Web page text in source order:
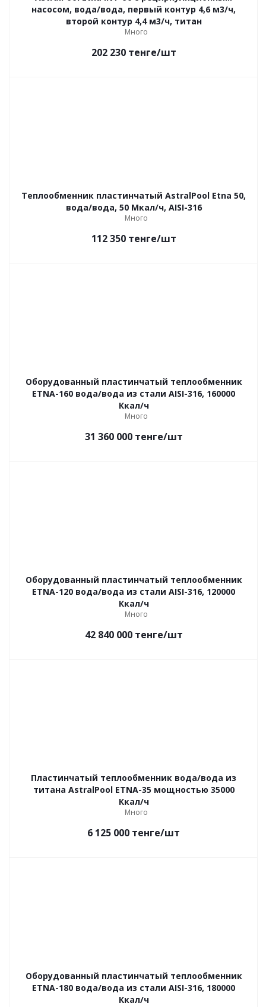
насосом, вода/вода, первый контур 4,6 м3/ч,
второй контур 4,4 м3/ч, титан
Много
202 230тенге/шт
Теплообменник пластинчатый AstralPool Etna 50,
вода/вода, 50 Мкал/ч, AISI-316
Много
112 350тенге/шт
Оборудованный пластинчатый теплообменник
ETNA-160 вода/вода из стали AISI-316, 160000
Ккал/ч
Много
31 360 000тенге/шт
Оборудованный пластинчатый теплообменник
ETNA-120 вода/вода из стали AISI-316, 120000
Ккал/ч
Много
42 840 000тенге/шт
Пластинчатый теплообменник вода/вода из
титана AstralPool ETNA-35 мощностью 35000
Ккал/ч
Много
6 125 000 тенге/шт
Оборудованный пластинчатый теплообменник
ETNA-180 вода/вода из стали AISI-316, 180000
Ккал/ч